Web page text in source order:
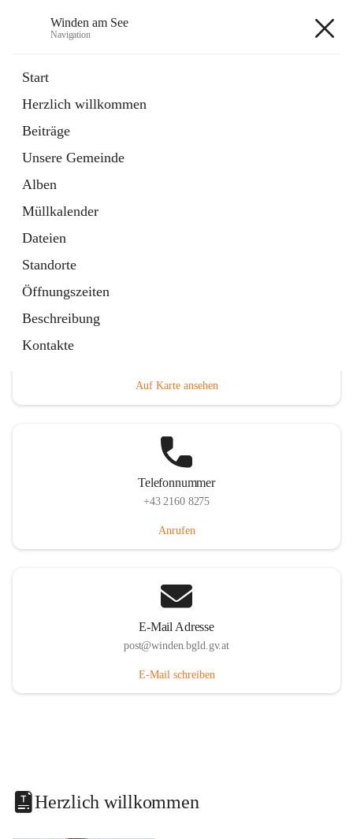
Winden am See
Navigation
Start
Herzlich willkommen
Beiträge
Unsere Gemeinde
Alben
Müllkalender
Dateien
Standorte
Öffnungszeiten
Beschreibung
Kontakte
Externe Webseite
in
Tab
Bebauungsplan
öffnet
in
neuem
Tab
Auf Karte ansehen
Telefonnummer
+43 2160 8275
Anrufen
E-Mail Adresse
post@winden.bgld.gv.at
E-Mail schreiben
Herzlich willkommen